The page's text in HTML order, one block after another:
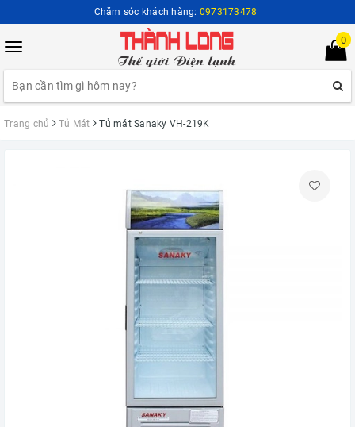
Chăm sóc khách hàng: 0973173478
Toggle
0
Trang chủ Tủ Mát Tủ mát Sanaky VH-219K